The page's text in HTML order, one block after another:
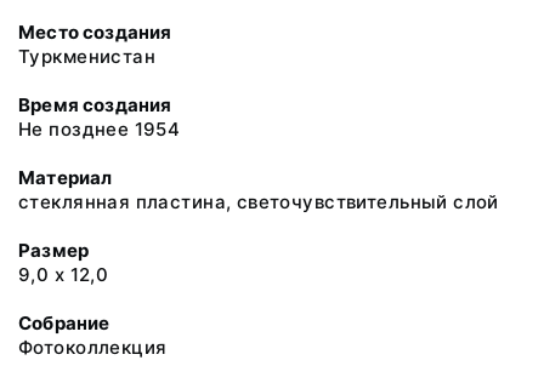
Место создания
Туркменистан
Время создания
Не позднее 1954
Материал
стеклянная пластина, светочувствительный слой
Размер
9,0 х 12,0
Собрание
Фотоколлекция